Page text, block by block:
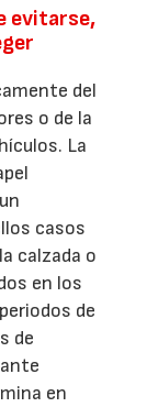
evitarse,
del
o de la
La
casos
calzada o
en los
de
de
en